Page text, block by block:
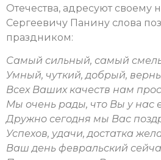
Отечества, адресуют своему
Сергеевичу Панину слова
праздником:
Самый сильный, самый
Умный, чуткий, добрый,
Всех Ваших качеств нам
Мы очень рады, что Вы у нас
Дружно сегодня мы Вас
Успехов, удачи, достатка
Ваш день февральский